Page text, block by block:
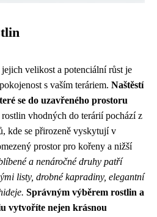
velikost a potenciální růst je
s vaším teráriem. Naštěstí
se do uzavřeného prostoru
vhodných do terárií pochází z
kde se přirozeně vyskytují v
prostor pro kořeny a nižší
a nenáročné druhy patří
listy, drobné kapradiny, elegantní
Správným výběrem rostlin a
vytvoříte nejen krásnou